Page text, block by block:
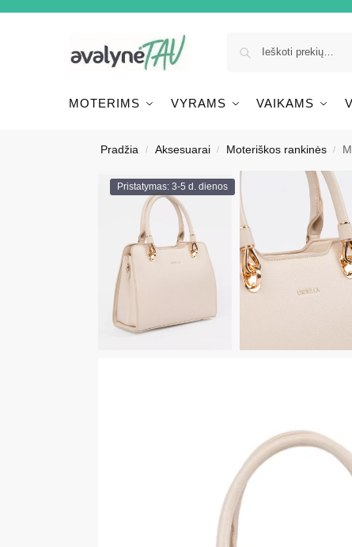
MOTERIMS VYRAMS VAIKAMS
Pradžia / Aksesuarai / Moteriškos rankinės /
Pristatymas: 3-5 d. dienos